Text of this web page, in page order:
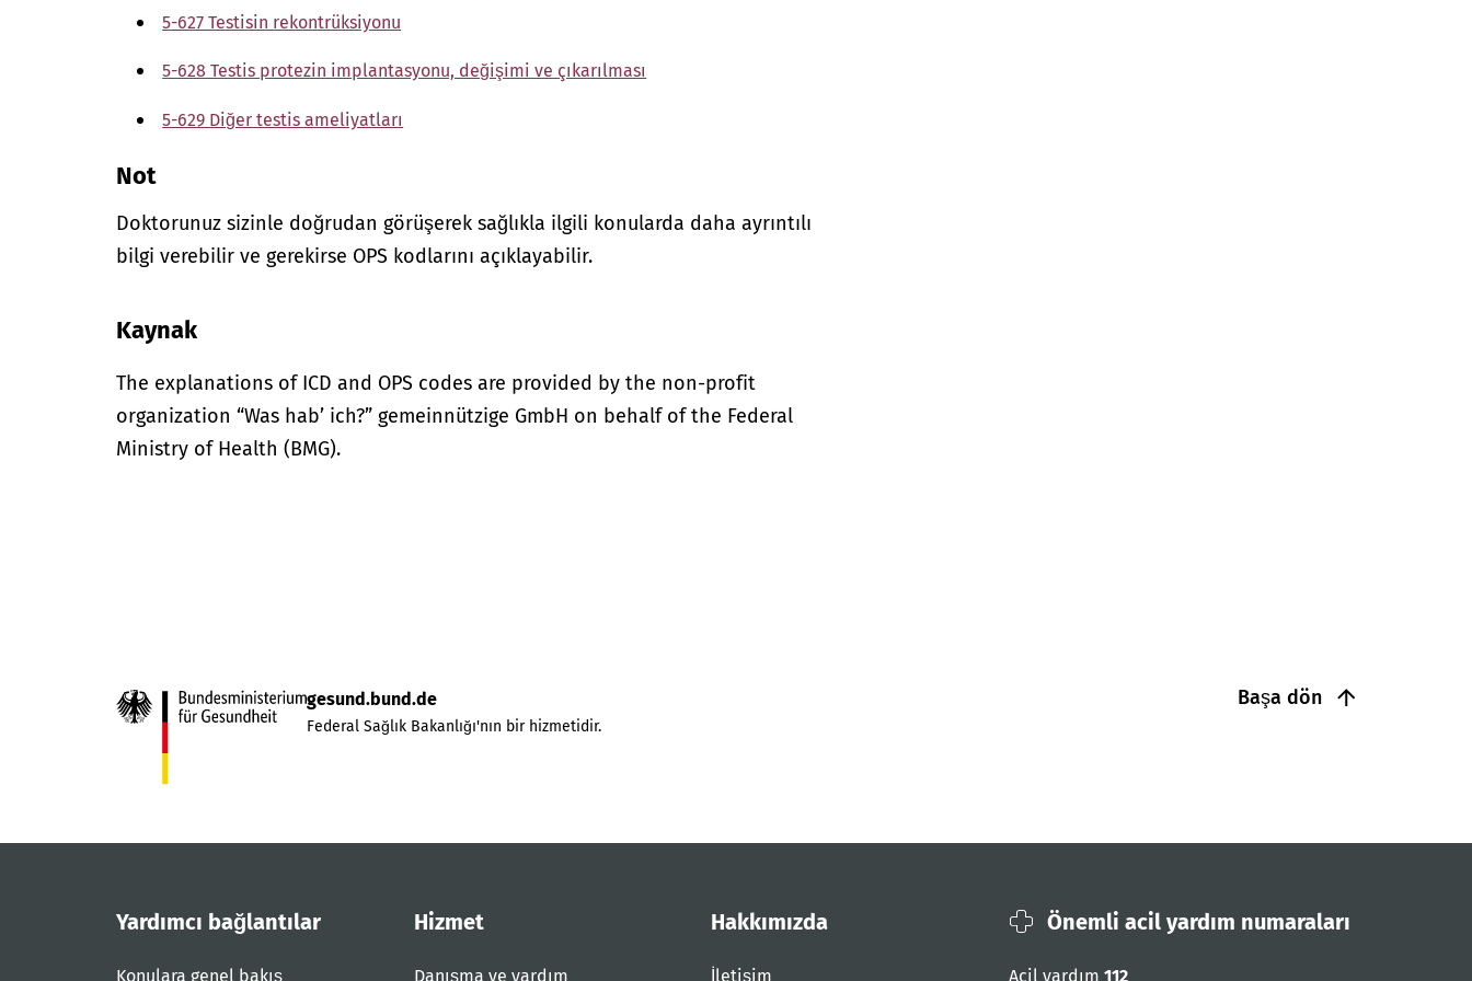
5-627 Testisin rekontrüksiyonu
5-628 Testis protezin implantasyonu, değişimi ve çıkarılması
5-629 Diğer testis ameliyatları
Not
Doktorunuz sizinle doğrudan görüşerek sağlıkla ilgili konularda daha ayrıntılı
bilgi verebilir ve gerekirse OPS kodlarını açıklayabilir.
Kaynak
The explanations of ICD and OPS codes are provided by the non-profit
organization “Was hab’ ich?” gemeinnützige GmbH on behalf of the Federal
Ministry of Health (BMG).
Başa dön
gesund.bund.de
Federal Sağlık Bakanlığı'nın bir hizmetidir.
Yardımcı bağlantılar
Konulara genel bakış
Hizmet
Danışma ve yardım
Hakkımızda
İletişim
Önemli acil yardım numaraları
Acil yardım 112